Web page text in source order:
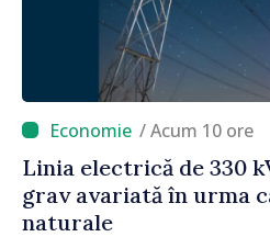
/ Acum 10 ore
Linia electrică de 330
grav avariată în urma
naturale